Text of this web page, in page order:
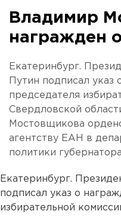
Владимир
награжден
Екатеринбург.
Путин подписал указ
председателя
Свердловской
Мостовщикова
агентству ЕАН в
политики
Екатеринбург.
подписал указ о
избирательной